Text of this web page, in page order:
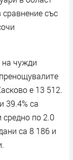
сравнение със
на чужди
е 13 512.
39.4% са
средно по 2.0
са 8 186 и